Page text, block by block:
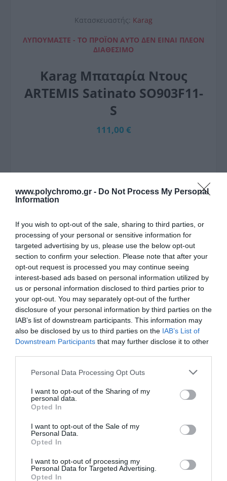
www.polychromo.gr - Do Not Process My Personal
Information
If you wish to opt-out of the sale, sharing to third parties, or
processing of your personal or sensitive information for
targeted advertising by us, please use the below opt-out
section to confirm your selection. Please note that after your
opt-out request is processed you may continue seeing
interest-based ads based on personal information utilized by
us or personal information disclosed to third parties prior to
your opt-out. You may separately opt-out of the further
disclosure of your personal information by third parties on the
IAB’s list of downstream participants. This information may
also be disclosed by us to third parties on the IAB’s List of
Downstream Participants that may further disclose it to other
Please note that this website/app uses one or more Google
not limited to your visit or usage behaviour. You may click to
grant or deny consent to Google and its third-party tags to
use your data for below specified purposes in below Google
consent section.
Personal Data Processing Opt Outs
I want to opt-out of the Sharing of my
personal data.
Opted In
I want to opt-out of the Sale of my
Personal Data.
Opted In
I want to opt-out of processing my
Personal Data for Targeted Advertising.
Opted In
Κατασκευαστής: Karag
ΛΥΠΟΎΜΑΣΤΕ - ΤΟ ΠΡΟΪΌΝ ΑΥΤΌ ΔΕΝ ΕΊΝΑΙ ΠΛΈΟΝ
ΔΙΑΘΈΣΙΜΟ
Karag Μπαταρία Ντους
ARTEMIS Satinato SO903F11-
S
111,00 €
Διαθέσιμο από 4 έως 10 ημέρες
ΧΑΡΑΚΤΗΡΙΣΤΙΚΆ